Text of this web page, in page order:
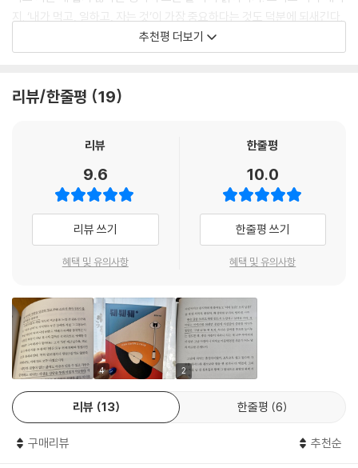
“너는 울면서도 뚜벅뚜벅 걷는 사람이야.”
음악가, 서점 대표, 작가, 독립 마케터까지 이 책을 추천하고 나섰다. 싱어
하우”를 칭찬했고, 사적인서점 정지혜 대표는 “여전히 나인 채로도 그럭
에 부칠 때, ‘퉤퉤퉤’를 외치고 다시 뚜벅뚜벅 나아가고 싶다”며 추천했다.
지. ‘내가 먹고, 일하고, 자는 것’이 가장 중요하다는 것도 덕분에 되새긴다.
다’로 연결되어 있다. 이토록 재미있는 사람과 함께하지 않는 삶은 상상할
숨김이 없는 중얼거림을 읽다 보면 읽는 이도 모처럼 자신에게만큼은 솔직
해진다. 부끄럽던 내 모습이 왠지 덩달아 웃겨진다. 내가 나에게 ‘내 거야’
하고 괜히 표시하고 싶어진다.
- 임진아 (삽화가, 에세이스트)
은 날, 이 책을 읽어보시길. 여전히 나인 채로도 그럭저럭 즐겁게 살아갈 수
있는 힌트들이 책 안에 가득하다.
- 정지혜 (사적인서점 대표)
훌륭한 생각만 하고 멋진 모습만 보이고 싶지만, 때로는 그렇지 못한 자신
이 초라해질 때, 혼자라서 좋지만 그래서 힘에 부칠 때, 나도 ‘퉤퉤퉤’를 외
치고 다시 뚜벅뚜벅 나아가고 싶다. 그렇게 해서 이토록 독특하고 멋진 책
추천평 더보기
리뷰/한줄평 19
리뷰
9.6
리뷰 쓰기
혜택 및 유의사항
한줄평
10.0
한줄평 쓰기
혜택 및 유의사항
4 2
리뷰 13 한줄평 6
구매리뷰 추천순